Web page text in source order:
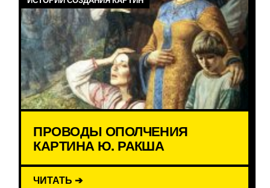
ПРОВОДЫ ОПОЛЧЕНИЯ
КАРТИНА Ю. РАКША
ЧИТАТЬ ➔